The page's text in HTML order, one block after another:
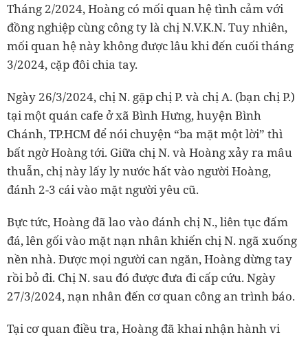
Tháng 2/2024, Hoàng có mối quan hệ tình cảm với
đồng nghiệp cùng công ty là chị N.V.K.N. Tuy nhiên,
mối quan hệ này không được lâu khi đến cuối tháng
3/2024, cặp đôi chia tay.
Ngày 26/3/2024, chị N. gặp chị P. và chị A. (bạn chị P.)
tại một quán cafe ở xã Bình Hưng, huyện Bình
Chánh, TP.HCM để nói chuyện “ba mặt một lời” thì
bất ngờ Hoàng tới. Giữa chị N. và Hoàng xảy ra mâu
thuẫn, chị này lấy ly nước hất vào người Hoàng,
đánh 2-3 cái vào mặt người yêu cũ.
Bực tức, Hoàng đã lao vào đánh chị N., liên tục đấm
đá, lên gối vào mặt nạn nhân khiến chị N. ngã xuống
nền nhà. Được mọi người can ngăn, Hoàng dừng tay
rồi bỏ đi. Chị N. sau đó được đưa đi cấp cứu. Ngày
27/3/2024, nạn nhân đến cơ quan công an trình báo.
Tại cơ quan điều tra, Hoàng đã khai nhận hành vi